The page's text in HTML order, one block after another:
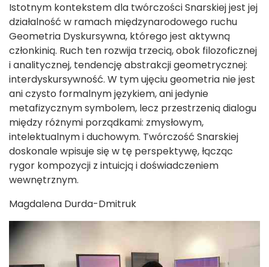
Istotnym kontekstem dla twórczości Snarskiej jest jej
działalność w ramach międzynarodowego ruchu
Geometria Dyskursywna, którego jest aktywną
członkinią. Ruch ten rozwija trzecią, obok filozoficznej
i analitycznej, tendencję abstrakcji geometrycznej:
interdyskursywność. W tym ujęciu geometria nie jest
ani czysto formalnym językiem, ani jedynie
metafizycznym symbolem, lecz przestrzenią dialogu
między różnymi porządkami: zmysłowym,
intelektualnym i duchowym. Twórczość Snarskiej
doskonale wpisuje się w tę perspektywę, łącząc
rygor kompozycji z intuicją i doświadczeniem
wewnętrznym.
Magdalena Durda-Dmitruk